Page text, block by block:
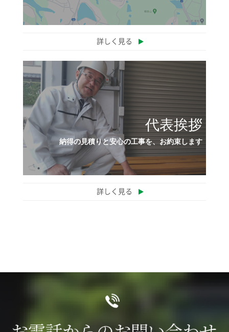
詳しく見る
代表挨拶
納得の見積りと安心の工事を、お約束します
詳しく見る